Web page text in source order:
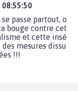
passe partout, o
bouge contre cet
et cette insé
mesures dissu
!!!